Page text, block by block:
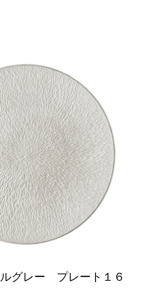
グレー プレート１６